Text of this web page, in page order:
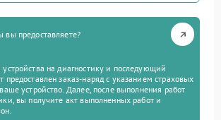
вы предоставляете?
на диагностику и последующий
предоставлен заказ-наряд с указанием страховых
устройство. Далее, после выполнения работ
вы получите акт выполненных работ и